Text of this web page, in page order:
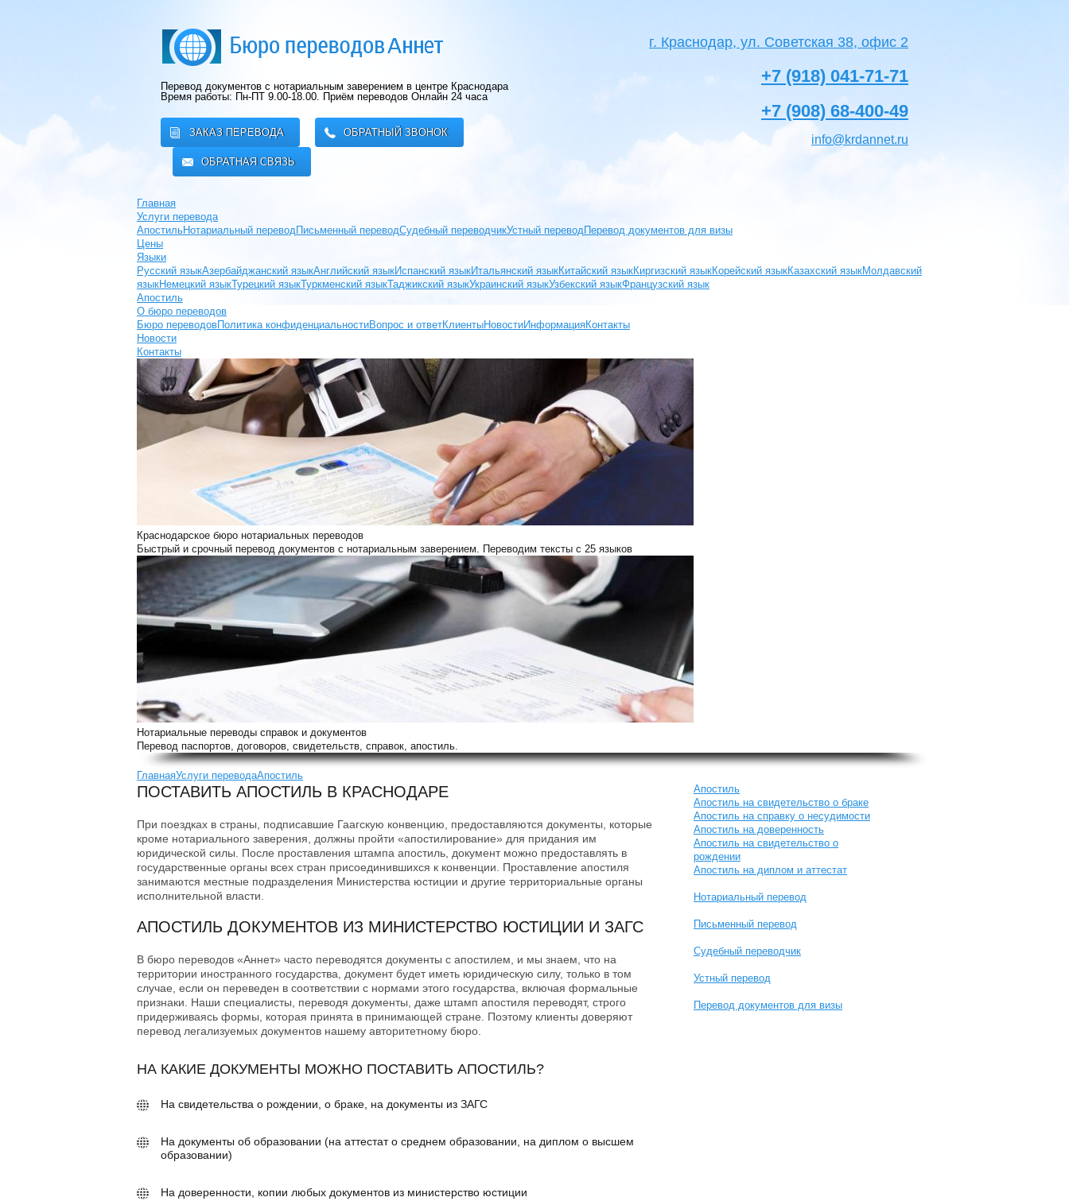
Перевод документов с нотариальным заверением в центре Краснодара
Время работы: Пн-ПТ 9.00-18.00. Приём переводов Онлайн 24 часа
ЗАКАЗ ПЕРЕВОДА ОБРАТНЫЙ ЗВОНОК
ОБРАТНАЯ СВЯЗЬ
г. Краснодар, ул. Советская 38, офис 2
+7 (918) 041-71-71
+7 (908) 68-400-49
info@krdannet.ru
Главная
Услуги перевода
АпостильНотариальный переводПисьменный переводСудебный переводчикУстный переводПеревод документов для визы
Цены
Языки
Русский языкАзербайджанский языкАнглийский языкИспанский языкИтальянский языкКитайский языкКиргизский языкКорейский языкКазахский языкМолдавский
языкНемецкий языкТурецкий языкТуркменский языкТаджикский языкУкраинский языкУзбекский языкФранцузский язык
Апостиль
О бюро переводов
Бюро переводовПолитика конфиденциальностиВопрос и ответКлиентыНовостиИнформацияКонтакты
Новости
Контакты
Краснодарское бюро нотариальных переводов
Быстрый и срочный перевод документов с нотариальным заверением. Переводим тексты с 25 языков
Нотариальные переводы справок и документов
Перевод паспортов, договоров, свидетельств, справок, апостиль.
ГлавнаяУслуги переводаАпостиль
ПОСТАВИТЬ АПОСТИЛЬ В КРАСНОДАРЕ
При поездках в страны, подписавшие Гаагскую конвенцию, предоставляются документы, которые
кроме нотариального заверения, должны пройти «апостилирование» для придания им
юридической силы. После проставления штампа апостиль, документ можно предоставлять в
государственные органы всех стран присоединившихся к конвенции. Проставление апостиля
занимаются местные подразделения Министерства юстиции и другие территориальные органы
исполнительной власти.
АПОСТИЛЬ ДОКУМЕНТОВ ИЗ МИНИСТЕРСТВО ЮСТИЦИИ И ЗАГС
В бюро переводов «Аннет» часто переводятся документы с апостилем, и мы знаем, что на
территории иностранного государства, документ будет иметь юридическую силу, только в том
случае, если он переведен в соответствии с нормами этого государства, включая формальные
признаки. Наши специалисты, переводя документы, даже штамп апостиля переводят, строго
придерживаясь формы, которая принята в принимающей стране. Поэтому клиенты доверяют
перевод легализуемых документов нашему авторитетному бюро.
НА КАКИЕ ДОКУМЕНТЫ МОЖНО ПОСТАВИТЬ АПОСТИЛЬ?
На свидетельства о рождении, о браке, на документы из ЗАГС
На документы об образовании (на аттестат о среднем образовании, на диплом о высшем
образовании)
На доверенности, копии любых документов из министерство юстиции
Апостиль
Апостиль на свидетельство о браке
Апостиль на справку о несудимости
Апостиль на доверенность
Апостиль на свидетельство о
рождении
Апостиль на диплом и аттестат
Нотариальный перевод
Письменный перевод
Судебный переводчик
Устный перевод
Перевод документов для визы